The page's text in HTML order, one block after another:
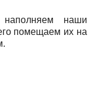
наши
помещаем их на